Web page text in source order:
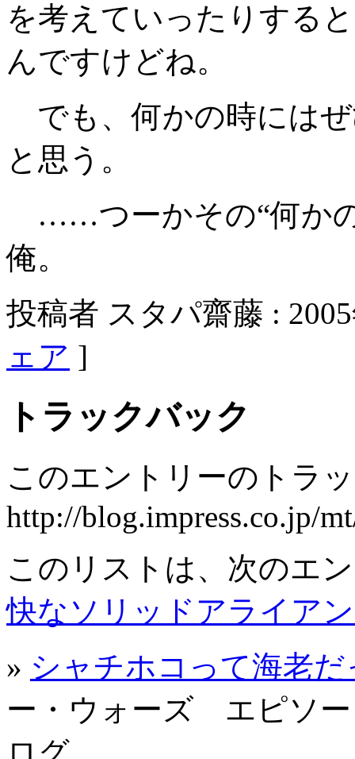
を考えていったりする
んですけどね。
でも、何かの時には
と思う。
……つーかその“何か
俺。
投稿者 スタパ齋藤 :
ェア ]
トラックバック
このエントリーのトラ
http://blog.impress.co.jp/
このリストは、次のエ
快なソリッドアライア
» シャチホコって海老
ー・ウォーズ エピソー